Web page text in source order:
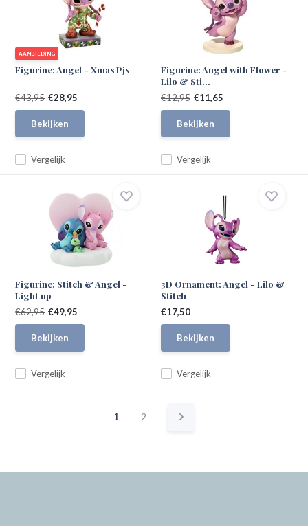
AANBIEDING
Figurine: Angel - Xmas Pjs
Vergelijk
€43,95 €28,95
Bekijken
Figurine: Angel with Flower -
Lilo & Sti...
Vergelijk
€12,95 €11,65
Bekijken
Figurine: Stitch & Angel -
Light up
Vergelijk
€62,95 €49,95
Bekijken
3D Ornament: Angel - Lilo &
Stitch
Vergelijk
€17,50
Bekijken
1 2